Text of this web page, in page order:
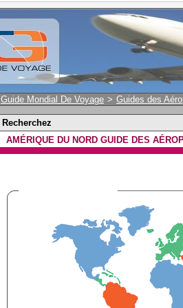
Guide Mondial De Voyage > Guides des
Recherchez
AMÉRIQUE DU NORD GUIDE DES